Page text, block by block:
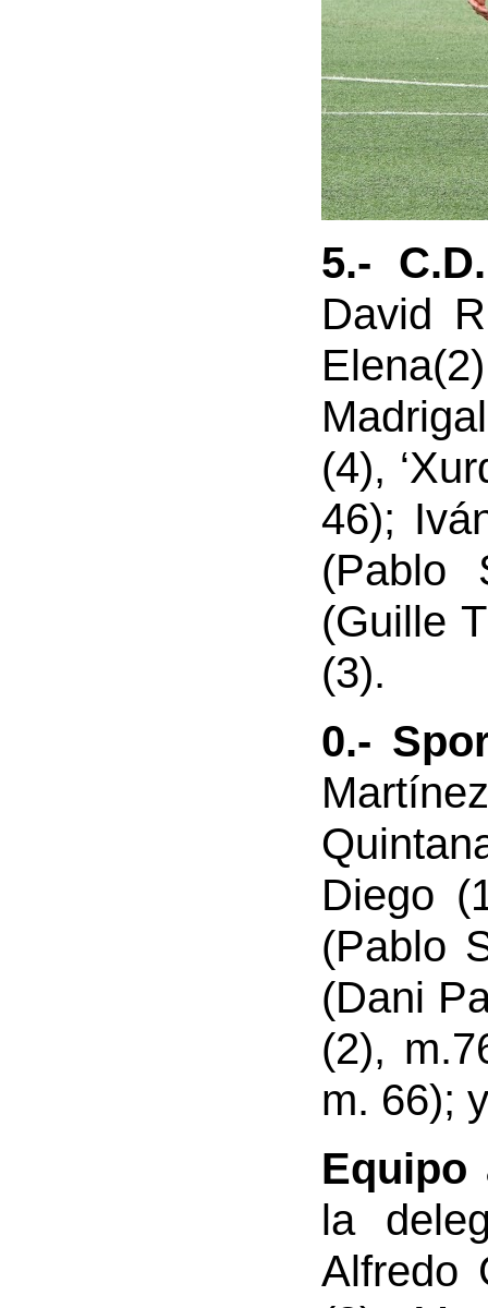
5.-
David
(4),
46);
(Pablo
(Guille
(3).
0.-
Diego
(Pablo
(Dani
(2),
m. 66);
la
Alfredo